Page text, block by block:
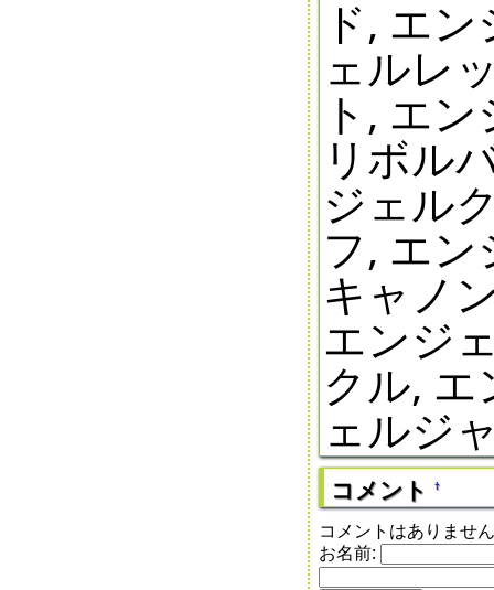
ド, エ
ェルレ
ト, エ
リボル
ジェル
フ, エ
キャノ
エンジ
クル,
ェルジ
コメント †
コメントはありませ
お名前: